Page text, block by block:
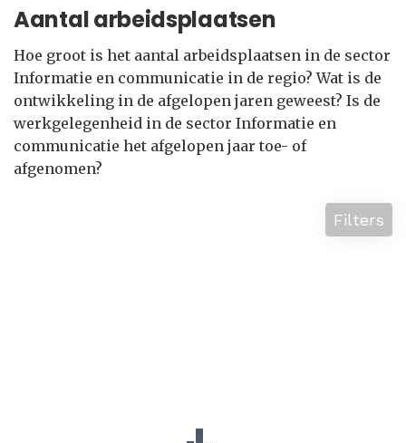
Aantal arbeidsplaatsen
Hoe groot is het aantal arbeidsplaatsen in de sector
Informatie en communicatie in de regio? Wat is de
ontwikkeling in de afgelopen jaren geweest? Is de
werkgelegenheid in de sector Informatie en
communicatie het afgelopen jaar toe- of
afgenomen?
Filters